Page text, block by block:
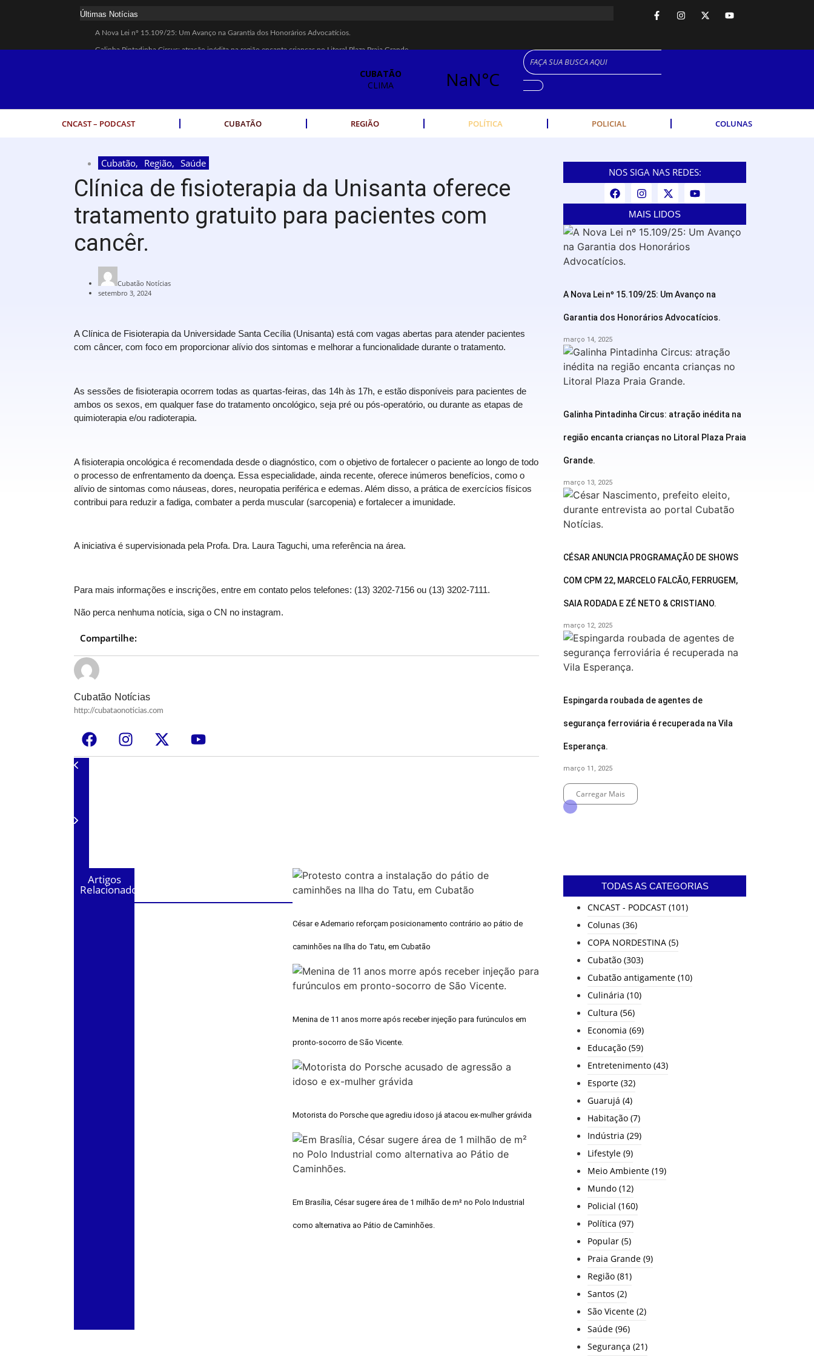
Últimas Notícias
A Nova Lei nº 15.109/25: Um Avanço na Garantia dos Honorários Advocatícios.
Galinha Pintadinha Circus: atração inédita na região encanta crianças no Litoral Plaza Praia Grande.
CÉSAR ANUNCIA PROGRAMAÇÃO DE SHOWS COM CPM 22, MARCELO FALCÃO, FERRUGEM, SAIA RODADA E ZÉ NETO & CRISTIANO.
Espingarda roubada de agentes de segurança ferroviária é recuperada na Vila Esperança.
Coluna PLP Cubatão: um debate essencial para as mulheres cubatenses.
César assina decreto que institui gratuidade do transporte público no Carnaval
Celular do cantor Netinho de Paula é encontrado em linha férrea na Vila Esperança
CNCAST – PODCAST CUBATÃO REGIÃO POLÍTICA POLICIAL COLUNAS
Cubatão, Região, Saúde
Clínica de fisioterapia da Unisanta oferece
tratamento gratuito para pacientes com
cancêr.
Cubatão Notícias
setembro 3, 2024
A Clínica de Fisioterapia da Universidade Santa Cecília (Unisanta) está com vagas abertas para atender pacientes
com câncer, com foco em proporcionar alívio dos sintomas e melhorar a funcionalidade durante o tratamento.
As sessões de fisioterapia ocorrem todas as quartas-feiras, das 14h às 17h, e estão disponíveis para pacientes de
ambos os sexos, em qualquer fase do tratamento oncológico, seja pré ou pós-operatório, ou durante as etapas de
quimioterapia e/ou radioterapia.
A fisioterapia oncológica é recomendada desde o diagnóstico, com o objetivo de fortalecer o paciente ao longo de todo
o processo de enfrentamento da doença. Essa especialidade, ainda recente, oferece inúmeros benefícios, como o
alívio de sintomas como náuseas, dores, neuropatia periférica e edemas. Além disso, a prática de exercícios físicos
contribui para reduzir a fadiga, combater a perda muscular (sarcopenia) e fortalecer a imunidade.
A iniciativa é supervisionada pela Profa. Dra. Laura Taguchi, uma referência na área.
Para mais informações e inscrições, entre em contato pelos telefones: (13) 3202-7156 ou (13) 3202-7111.
Não perca nenhuma notícia, siga o CN no instagram.
Compartilhe:
Cubatão Notícias
http://cubataonoticias.com
Artigos
Relacionados
César e Ademario reforçam posicionamento contrário ao pátio de
caminhões na Ilha do Tatu, em Cubatão
Menina de 11 anos morre após receber injeção para furúnculos em
pronto-socorro de São Vicente.
Motorista do Porsche que agrediu idoso já atacou ex-mulher grávida
Em Brasília, César sugere área de 1 milhão de m² no Polo Industrial
como alternativa ao Pátio de Caminhões.
NOS SIGA NAS REDES:
MAIS LIDOS
A Nova Lei nº 15.109/25: Um Avanço na
Garantia dos Honorários Advocatícios.
março 14, 2025
Galinha Pintadinha Circus: atração inédita na
região encanta crianças no Litoral Plaza Praia
Grande.
março 13, 2025
CÉSAR ANUNCIA PROGRAMAÇÃO DE SHOWS
COM CPM 22, MARCELO FALCÃO, FERRUGEM,
SAIA RODADA E ZÉ NETO & CRISTIANO.
março 12, 2025
Espingarda roubada de agentes de
segurança ferroviária é recuperada na Vila
Esperança.
março 11, 2025
Carregar Mais
TODAS AS CATEGORIAS
CNCAST - PODCAST (101)
Colunas (36)
COPA NORDESTINA (5)
Cubatão (303)
Cubatão antigamente (10)
Culinária (10)
Cultura (56)
Economia (69)
Educação (59)
Entretenimento (43)
Esporte (32)
Guarujá (4)
Habitação (7)
Indústria (29)
Lifestyle (9)
Meio Ambiente (19)
Mundo (12)
Policial (160)
Política (97)
Popular (5)
Praia Grande (9)
Região (81)
Santos (2)
São Vicente (2)
Saúde (96)
Segurança (21)